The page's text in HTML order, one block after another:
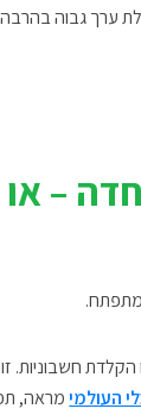
ערך גבוה
–
מתפתח.
חשבוניות.
העולמימראה,